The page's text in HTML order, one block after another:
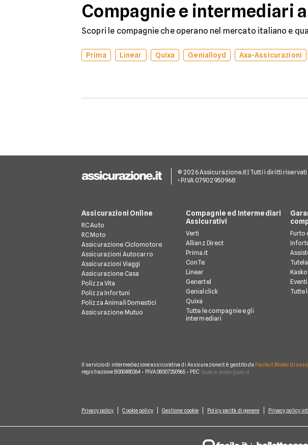
Compagnie e intermediari
Scopri le compagnie che operano nel mercato italiano e
Prima Linear Quixa Genialloyd Axa-Assicurazioni
© 2026 Assicurazione.it | Tutti i diritti riservati
• P.IVA 07902950968
Assicurazioni Online
RC Auto
RC Moto
Assicurazione Ciclomotore
Assicurazioni Autocarro
Assicurazioni Viaggi
Assicurazione Casa
Polizza Vita
Polizza Infortuni
Polizza Animali Domestici
Assicurazione Mutuo
Compagnie ed Intermediari
Assicurativi
Verti
Allianz Direct
Prima.it
ConTe
Linear
Genertel
Genialclick
Quixa
Tutte le compagnie e gli
intermediari
Furto
Kasko
Tutte
Il servizio di intermediazione assicurativa di Assicurazione.it è gestito da Facile.it Broker di
registrazione B000480264 • P.IVA 08007250965 • PEC
Privacy policy Cookie policy Gestione cookie Policy parità di genere Privacy policy